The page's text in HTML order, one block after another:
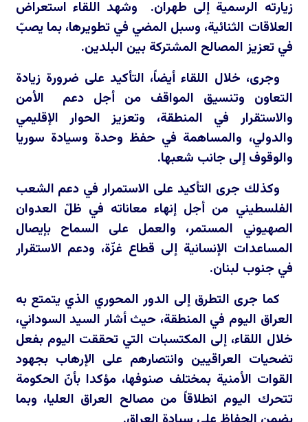
زيارته الرسمية إلى طهران. وشهد اللقاء استعراض
العلاقات الثنائية، وسبل المضي في تطويرها، بما يصبّ
في تعزيز المصالح المشتركة بين البلدين.
وجرى، خلال اللقاء أيضاً، التأكيد على ضرورة زيادة
التعاون وتنسيق المواقف من أجل دعم الأمن
والاستقرار في المنطقة، وتعزيز الحوار الإقليمي
والدولي، والمساهمة في حفظ وحدة وسيادة سوريا
والوقوف إلى جانب شعبها.
وكذلك جرى التأكيد على الاستمرار في دعم الشعب
الفلسطيني من أجل إنهاء معاناته في ظلّ العدوان
الصهيوني المستمر، والعمل على السماح بإيصال
المساعدات الإنسانية إلى قطاع غزّة، ودعم الاستقرار
في جنوب لبنان.
كما جرى التطرق إلى الدور المحوري الذي يتمتع به
العراق اليوم في المنطقة، حيث أشار السيد السوداني،
خلال اللقاء، إلى المكتسبات التي تحققت اليوم بفعل
تضحيات العراقيين وانتصارهم على الإرهاب بجهود
القوات الأمنية بمختلف صنوفها، مؤكدا بأنّ الحكومة
تتحرك اليوم انطلاقاً من مصالح العراق العليا، وبما